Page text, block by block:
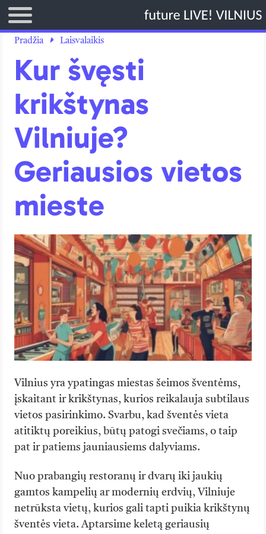
TITULINIS
DIRBTINIS INTELEKTAS
TECHNOLOGIJOS
VERSLAS
LAISVALAIKIS
Pradžia Laisvalaikis
Kur švęsti
krikštynas
Vilniuje?
Geriausios vietos
mieste
Vilnius yra ypatingas miestas šeimos šventėms,
įskaitant ir krikštynas, kurios reikalauja subtilaus
vietos pasirinkimo. Svarbu, kad šventės vieta
atitiktų poreikius, būtų patogi svečiams, o taip
pat ir patiems jauniausiems dalyviams.
Nuo prabangių restoranų ir dvarų iki jaukių
gamtos kampelių ar modernių erdvių, Vilniuje
netrūksta vietų, kurios gali tapti puikia krikštynų
šventės vieta. Aptarsime keletą geriausių